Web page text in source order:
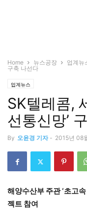
Home 뉴스공장 업계뉴
구축 나선다
업계뉴스
SK텔레콤,
선통신망’
By 오윤경 기자 - 2015년 08
해양수산부 주관 ‘초고
젝트 참여